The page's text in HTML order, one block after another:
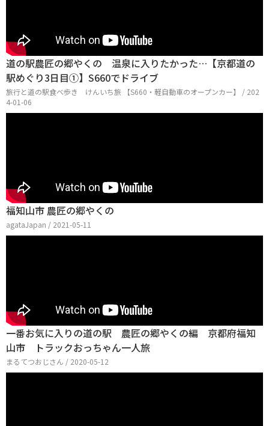
道の駅農匠の郷やくの 温泉に入りたかった…【京都道の
駅めぐり3日目①】S660でドライブ
旅行と道の駅食べ歩き けんいち旅 【S660・軽自動車のオープンカー】 / 202
4-01-06
福知山市 農匠の郷やくの
agataJapan / 2021-05-11
一番お気に入りの道の駅 農匠の郷やくの編 京都府福知
山市 トラックおっちゃん一人旅
まるてつおじさん / 2020-05-12